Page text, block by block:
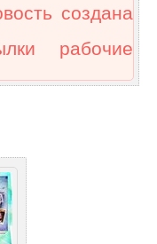
создана
рабочие